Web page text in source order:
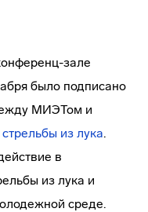
зале
было подписано
МИЭТом и
из лука.
в
из лука и
среде.